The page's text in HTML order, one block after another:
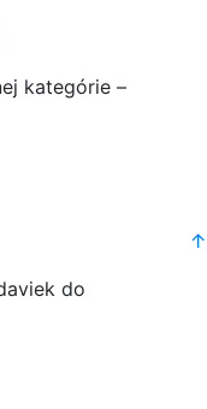
kategórie –
↑
do